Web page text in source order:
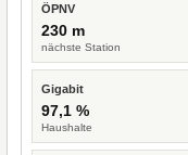
ÖPNV
230 m
nächste Station
Gigabit
97,1 %
Haushalte